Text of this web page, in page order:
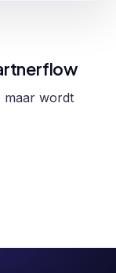
maar wordt